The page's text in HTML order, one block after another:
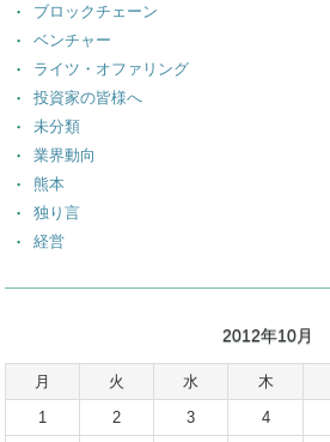
ブロックチェーン
ベンチャー
ライツ・オファリング
投資家の皆様へ
未分類
業界動向
熊本
独り言
経営
2012年10月
月 火 水 木
1
2 3 4